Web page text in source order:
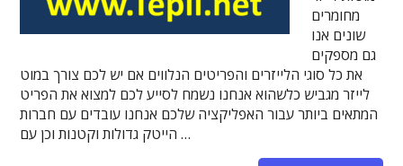
מחומרים
שונים אנו
גם מספקים
את כל סוגי הלייזרים והפריטים הנלווים אם יש לכם צורך במוט
לייזר מגביש כלשהוא אנחנו נשמח לסייע לכם למצוא את הפריט
המתאים ביותר עבור האפליקציה שלכם אנחנו עובדים עם חברות
הייטק גדולות וקטנות וכן עם …